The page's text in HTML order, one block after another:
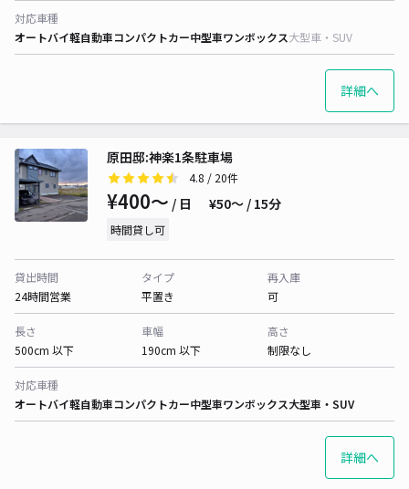
対応車種
オートバイ軽自動車コンパクトカー中型車ワンボックス大型車・SUV
詳細へ
原田邸:神楽1条駐車場
4.8 / 20件
¥400〜 / 日 ¥50〜 / 15分
時間貸し可
貸出時間
24時間営業
タイプ
平置き
再入庫
可
長さ
500cm 以下
車幅
190cm 以下
高さ
制限なし
対応車種
オートバイ軽自動車コンパクトカー中型車ワンボックス大型車・SUV
詳細へ